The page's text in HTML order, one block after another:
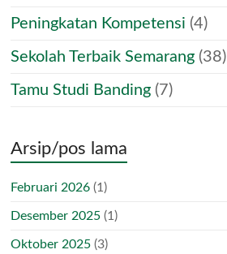
Peningkatan Kompetensi (4)
Sekolah Terbaik Semarang (38)
Tamu Studi Banding (7)
Arsip/pos lama
Februari 2026 (1)
Desember 2025 (1)
Oktober 2025 (3)